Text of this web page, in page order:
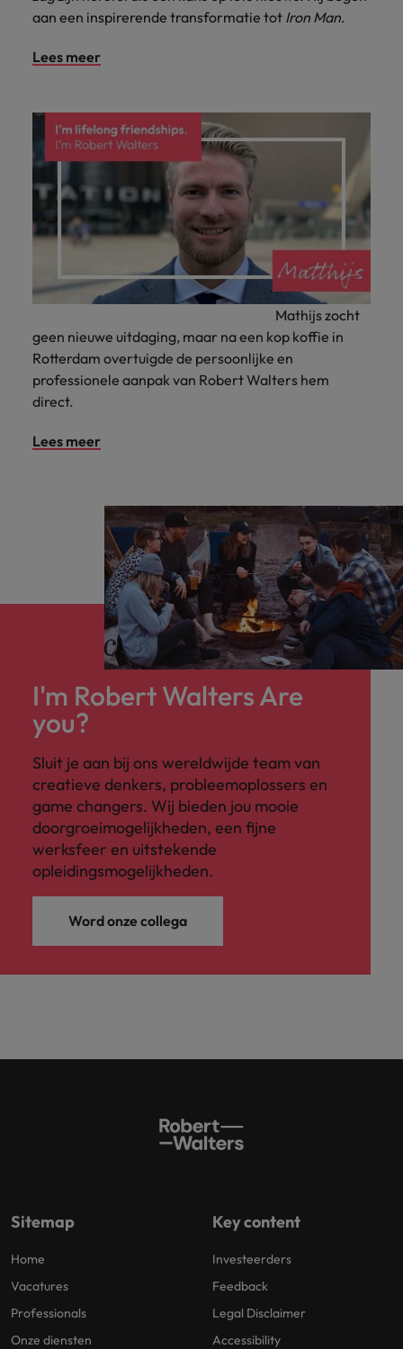
aan een inspirerende transformatie tot Iron Man.
Lees meer
Mathijs zocht
geen nieuwe uitdaging, maar na een kop koffie in
Rotterdam overtuigde de persoonlijke en
professionele aanpak van Robert Walters hem
direct.
Lees meer
I'm Robert Walters Are
you?
Sluit je aan bij ons wereldwijde team van
creatieve denkers, probleemoplossers en
game changers. Wij bieden jou mooie
doorgroeimogelijkheden, een fijne
werksfeer en uitstekende
opleidingsmogelijkheden.
Word onze collega
Sitemap
Home
Vacatures
Professionals
Onze diensten
Key content
Investeerders
Feedback
Legal Disclaimer
Accessibility